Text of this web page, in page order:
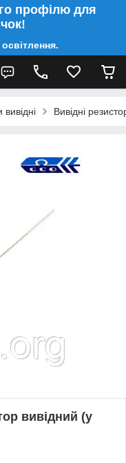
профілю для
вивідні Вивідні
вивідний (у